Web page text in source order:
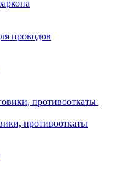
проводов
противооткаты
противооткаты